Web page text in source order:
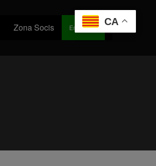
Zona Socis Entra/Soci
CA